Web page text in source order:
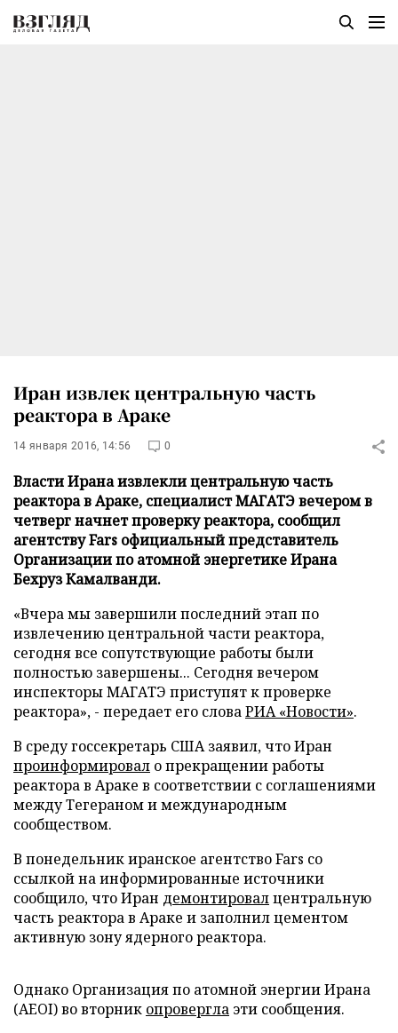
Иран извлек центральную часть
реактора в Араке
14 января 2016, 14:56 0
Власти Ирана извлекли центральную часть
реактора в Араке, специалист МАГАТЭ вечером в
четверг начнет проверку реактора, сообщил
агентству Fars официальный представитель
Организации по атомной энергетике Ирана
Бехруз Камалванди.
«Вчера мы завершили последний этап по
извлечению центральной части реактора,
сегодня все сопутствующие работы были
полностью завершены... Сегодня вечером
инспекторы МАГАТЭ приступят к проверке
реактора», - передает его словаРИА «Новости».
В среду госсекретарь США заявил, что Иран
проинформировал о прекращении работы
реактора в Араке в соответствии с соглашениями
между Тегераном и международным
сообществом.
В понедельник иранское агентство Fars со
ссылкой на информированные источники
сообщило, что Иран демонтировалцентральную
часть реактора в Араке и заполнил цементом
активную зону ядерного реактора.
Однако Организация по атомной энергии Ирана
(AEOI) во вторник опровергла эти сообщения.